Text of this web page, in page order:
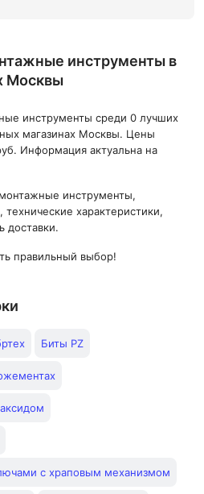
инструменты в
Москвы
инструменты среди 0 лучших
магазинах Москвы. Цены
Информация актуальна на
инструменты,
характеристики,
доставки.
правильный выбор!
Биты PZ
с храповым механизмом